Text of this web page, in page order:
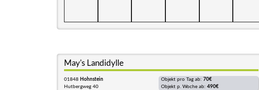
May's Landidylle
01848 Hohnstein
Hutbergweg 40
Objekt pro Tag ab: 70€
Objekt p. Woche ab: 490€